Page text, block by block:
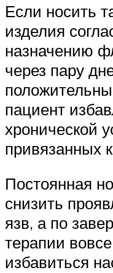
Если носить
изделия
назначению
через пару
пациент
хронической
привязанных
Постоянная
снизить
язв, а по
терапии
избавиться